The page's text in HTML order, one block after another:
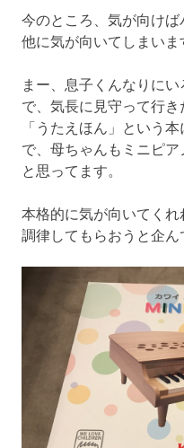
今のところ、気が向け
他に気が向いてしまいま
まー、息子くんなりに
で、気長に見守って行
「うたえほん」という
で、母ちゃんもミニピ
と思ってます。
本格的に気が向いてく
調律してもらおうと企ん